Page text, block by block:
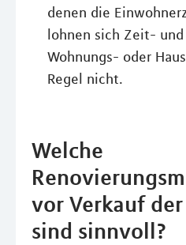
denen die
lohnen sich Zeit-
Wohnungs- oder
Regel nicht.
Welche
vor Verkauf
sind sinnvoll?